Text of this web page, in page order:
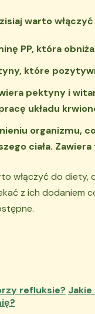
warto włączyć
PP, która
które
pektyny i
układu
organizmu,
ciała.
włączyć do diety,
z ich dodaniem
refluksie?